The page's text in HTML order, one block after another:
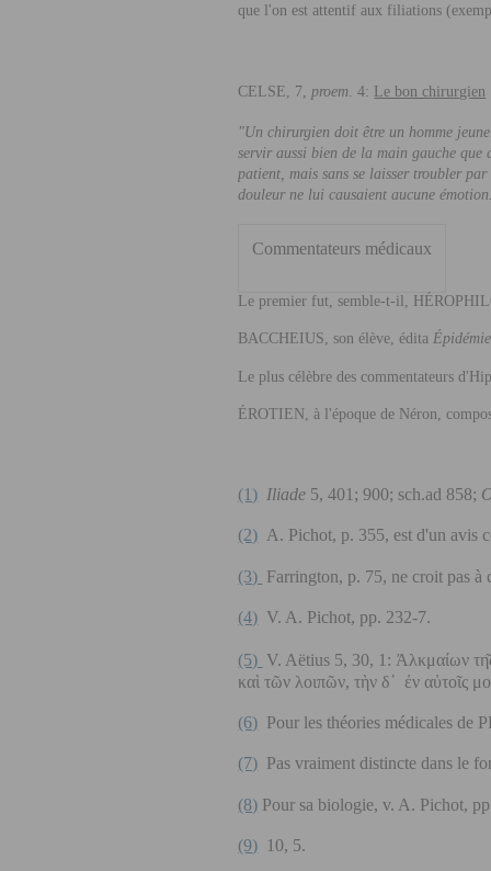
que l'on est attentif aux filiations
C ELSE , 7, proem . 4: Le bon chirurgien
"Un chirurgien doit être un homme
servir aussi bien de la main gauche
patient, mais sans se laisser troubler
douleur ne lui causaient aucune
Commentateurs médicaux
Le premier fut, semble-t-il,
BACCHEIUS, son élève, édita
Le plus célèbre des commentateurs
ÉROTIEN , à l'époque de Néron,
(1) Iliade 5, 401; 900; sch.ad 858;
(2) A. Pichot, p. 355, est d'un avis
(3) Farrington, p. 75, ne croit pas à
(4) V. A. Pichot, pp. 232-7.
(5) V. Aëtius 5, 30, 1: Ἀλκμαίων τη
καὶ τῶν λοιπῶν, τὴν δ᾿ ἐν αὐτοῖς
(6) Pour les théories médicales de
(7) Pas vraiment distincte dans le
(8) Pour sa biologie, v. A. Pichot,
(9) 10, 5.